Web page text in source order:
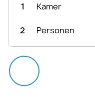
1 Kamer
2 Personen